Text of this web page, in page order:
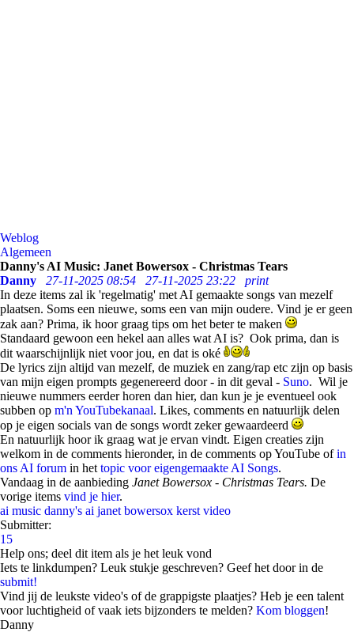
Weblog
Algemeen
Danny's AI Music: Janet Bowersox - Christmas Tears
Danny
27-11-2025 08:54 27-11-2025 23:22
print
In deze items zal ik 'regelmatig' met AI gemaakte songs van mezelf
plaatsen. Soms een nieuwe, soms een van mijn oudere. Vind je er geen
zak aan? Prima, ik hoor graag tips om het beter te maken
Standaard gewoon een hekel aan alles wat AI is? Ook prima, dan is
dit waarschijnlijk niet voor jou, en dat is oké
De lyrics zijn altijd van mezelf, de muziek en zang/rap etc zijn op basis
van mijn eigen prompts gegenereerd door - in dit geval - Suno. Wil je
nieuwe nummers eerder horen dan hier, dan kun je je eventueel ook
subben op m'n YouTubekanaal. Likes, comments en natuurlijk delen
op je eigen socials van de songs wordt zeker gewaardeerd
En natuurlijk hoor ik graag wat je ervan vindt. Eigen creaties zijn
welkom in de comments hieronder, in de comments op YouTube ofin
ons AI forum in het topic voor eigengemaakte AI Songs.
Vandaag in de aanbieding Janet Bowersox - Christmas Tears. De
vorige items vind je hier.
ai music danny's ai janet bowersox kerst video
Submitter:
15
Help ons; deel dit item als je het leuk vond
Iets te linkdumpen? Leuk stukje geschreven? Geef het door in de
submit!
Vind jij de leukste video's of de grappigste plaatjes? Heb je een talent
voor luchtigheid of vaak iets bijzonders te melden? Kom bloggen!
Danny